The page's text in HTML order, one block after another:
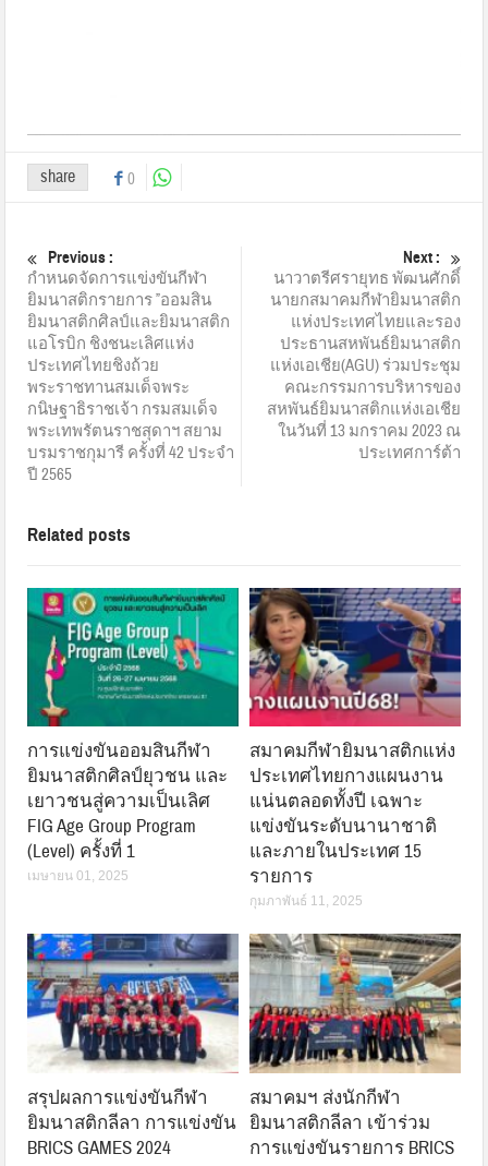
share 0
Previous :
กำหนดจัดการแข่งขันกีฬา
ยิมนาสติกรายการ ”ออมสิน
ยิมนาสติกศิลป์และยิมนาสติก
แอโรบิก ชิงชนะเลิศแห่ง
ประเทศไทยชิงถ้วย
พระราชทานสมเด็จพระ
กนิษฐาธิราชเจ้า กรมสมเด็จ
พระเทพรัตนราชสุดาฯ สยาม
บรมราชกุมารี ครั้งที่ 42 ประจำ
ปี 2565
Next :
นาวาตรีศรายุทธ พัฒนศักดิ์
นายกสมาคมกีฬายิมนาสติก
แห่งประเทศไทยและรอง
ประธานสหพันธ์ยิมนาสติก
แห่งเอเชีย(AGU) ร่วมประชุม
คณะกรรมการบริหารของ
สหพันธ์ยิมนาสติกแห่งเอเชีย
ในวันที่ 13 มกราคม 2023 ณ
ประเทศการ์ต้า
Related posts
การแข่งขันออมสินกีฬา
ยิมนาสติกศิลป์ยุวชน และ
เยาวชนสู่ความเป็นเลิศ
FIG Age Group Program
(Level) ครั้งที่ 1
เมษายน 01, 2025
สมาคมกีฬายิมนาสติกแห่ง
ประเทศไทยกางแผนงาน
แน่นตลอดทั้งปี เฉพาะ
แข่งขันระดับนานาชาติ
และภายในประเทศ 15
รายการ
กุมภาพันธ์ 11, 2025
สรุปผลการแข่งขันกีฬา
ยิมนาสติกลีลา การแข่งขัน
BRICS GAMES 2024
สมาคมฯ ส่งนักกีฬา
ยิมนาสติกลีลา เข้าร่วม
การแข่งขันรายการ BRICS